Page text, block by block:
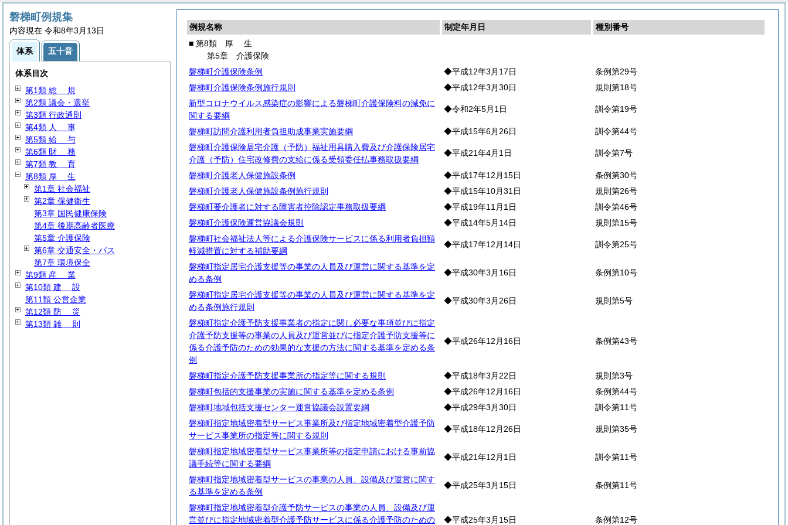
例規名称 制定年月日
種別番号
■ 第8類 厚 生
第5章 介護保険
磐梯町介護保険条例
◆平成12年3月17日
条例第29号
磐梯町介護保険条例施行規則
◆平成12年3月30日
規則第18号
新型コロナウイルス感染症の影響による磐梯町介護保険料の減免に
関する要綱
◆令和2年5月1日 訓令第19号
磐梯町訪問介護利用者負担助成事業実施要綱 ◆平成15年6月26日
訓令第44号
磐梯町介護保険居宅介護（予防）福祉用具購入費及び介護保険居宅
介護（予防）住宅改修費の支給に係る受領委任払事務取扱要綱
◆平成21年4月1日 訓令第7号
磐梯町介護老人保健施設条例 ◆平成17年12月15日
条例第30号
磐梯町介護老人保健施設条例施行規則
◆平成15年10月31日
規則第26号
磐梯町要介護者に対する障害者控除認定事務取扱要綱
◆平成19年11月1日
訓令第46号
磐梯町介護保険運営協議会規則
◆平成14年5月14日
規則第15号
磐梯町社会福祉法人等による介護保険サービスに係る利用者負担額
軽減措置に対する補助要綱
◆平成17年12月14日 訓令第25号
磐梯町指定居宅介護支援等の事業の人員及び運営に関する基準を定
める条例
◆平成30年3月16日 条例第10号
磐梯町指定居宅介護支援等の事業の人員及び運営に関する基準を定
める条例施行規則
◆平成30年3月26日 規則第5号
磐梯町指定介護予防支援事業者の指定に関し必要な事項並びに指定
介護予防支援等の事業の人員及び運営並びに指定介護予防支援等に
係る介護予防のための効果的な支援の方法に関する基準を定める条
例
◆平成26年12月16日 条例第43号
磐梯町指定介護予防支援事業所の指定等に関する規則 ◆平成18年3月22日
規則第3号
磐梯町包括的支援事業の実施に関する基準を定める条例
◆平成26年12月16日
条例第44号
磐梯町地域包括支援センター運営協議会設置要綱
◆平成29年3月30日
訓令第11号
磐梯町指定地域密着型サービス事業所及び指定地域密着型介護予防
サービス事業所の指定等に関する規則
◆平成18年12月26日 規則第35号
磐梯町指定地域密着型サービス事業所等の指定申請における事前協
議手続等に関する要綱
◆平成21年12月1日 訓令第11号
磐梯町指定地域密着型サービスの事業の人員、設備及び運営に関す
る基準を定める条例
◆平成25年3月15日 条例第11号
磐梯町指定地域密着型介護予防サービスの事業の人員、設備及び運
営並びに指定地域密着型介護予防サービスに係る介護予防のための
◆平成25年3月15日 条例第12号
磐梯町例規集
内容現在 令和8年3月13日
体系 五十音
体系目次
第1類 総 規
第2類 議会・選挙
第3類 行政通則
第4類 人 事
第5類 給 与
第6類 財 務
第7類 教 育
第8類 厚 生
第1章 社会福祉
第2章 保健衛生
第3章 国民健康保険
第4章 後期高齢者医療
第5章 介護保険
第6章 交通安全・バス
第7章 環境保全
第9類 産 業
第10類 建 設
第11類 公営企業
第12類 防 災
第13類 雑 則